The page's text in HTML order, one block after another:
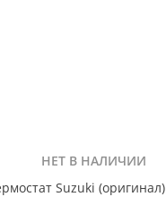
НЕТ В НАЛИЧИИ
Suzuki (оригинал)